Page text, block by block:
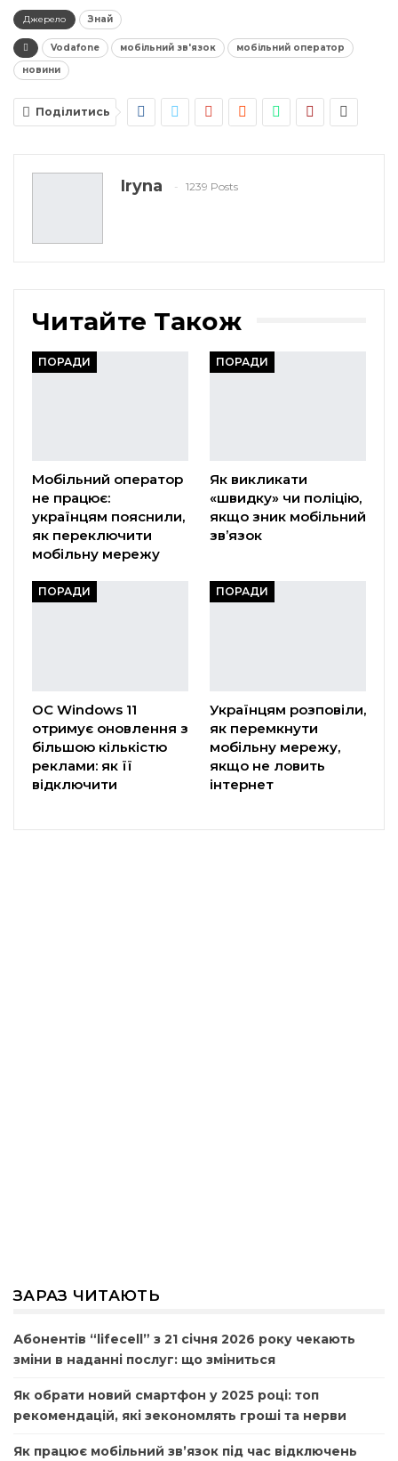
Джерело Знай
Vodafone мобільний зв'язок
мобільний оператор
новини
Поділитись
Iryna 1239 Posts
Читайте Також
ПОРАДИ
Мобільний оператор
не працює:
українцям пояснили,
як переключити
мобільну мережу
ПОРАДИ
Як викликати
«швидку» чи поліцію,
якщо зник мобільний
зв’язок
ПОРАДИ
ОС Windows 11
отримує оновлення з
більшою кількістю
реклами: як її
відключити
ПОРАДИ
Українцям розповіли,
як перемкнути
мобільну мережу,
якщо не ловить
інтернет
ЗАРАЗ ЧИТАЮТЬ
Абонентів “lifecell” з 21 січня 2026 року чекають
зміни в наданні послуг: що зміниться
Як обрати новий смартфон у 2025 році: топ
рекомендацій, які зекономлять гроші та нерви
Як працює мобільний зв’язок під час відключень